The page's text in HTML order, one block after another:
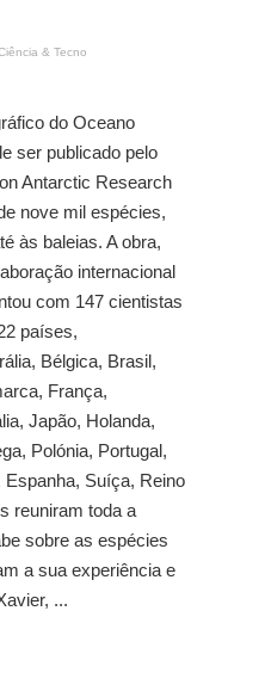
& Tecno
do Oceano
ser publicado pelo
Antarctic Research
nove mil espécies,
às baleias. A obra,
internacional
com 147 cientistas
países,
Bélgica, Brasil,
França,
Japão, Holanda,
Polónia, Portugal,
Suíça, Reino
reuniram toda a
sobre as espécies
a sua experiência e
...